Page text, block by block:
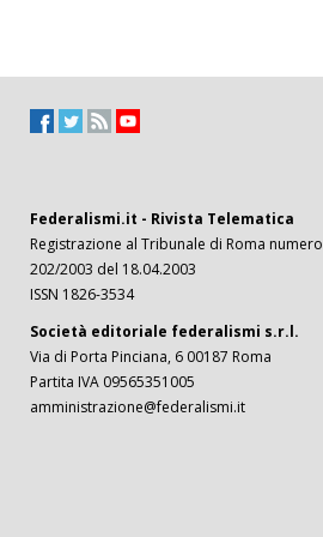
Federalismi.it - Rivista Telematica
Registrazione al Tribunale di Roma numero
202/2003 del 18.04.2003
ISSN 1826-3534
Società editoriale federalismi s.r.l.
Via di Porta Pinciana, 6 00187 Roma
Partita IVA 09565351005
amministrazione@federalismi.it